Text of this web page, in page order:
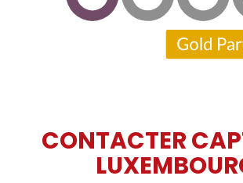
CONTACTER